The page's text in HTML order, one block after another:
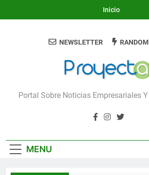
Inicio
Proyecta
Portal Sobre Noticias Empresariales
NEWSLETTER
MENU